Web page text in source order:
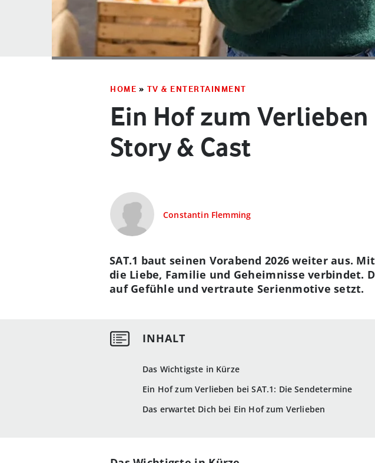
HOME » TV & ENTERTAINMENT
Ein Hof zum Verlieben
Story & Cast
Constantin Flemming
Das Wichtigste in Kürze
Ein Hof zum Verlieben bei SAT.1: Die Sendetermine
Das erwartet Dich bei Ein Hof zum Verlieben
SAT.1 baut seinen Vorabend 2026 weiter aus.
die Liebe, Familie und Geheimnisse verbindet.
auf Gefühle und vertraute Serienmotive setzt.